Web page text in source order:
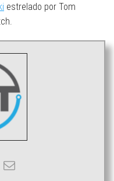
estrelado por Tom